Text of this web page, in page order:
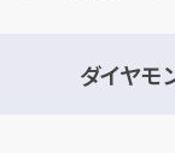
ダイヤモ